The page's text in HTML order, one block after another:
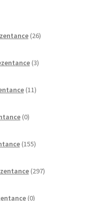
26izdelkov
3izdelki
11izdelkov
0izdelkov
155izdelkov
297izdelkov
0